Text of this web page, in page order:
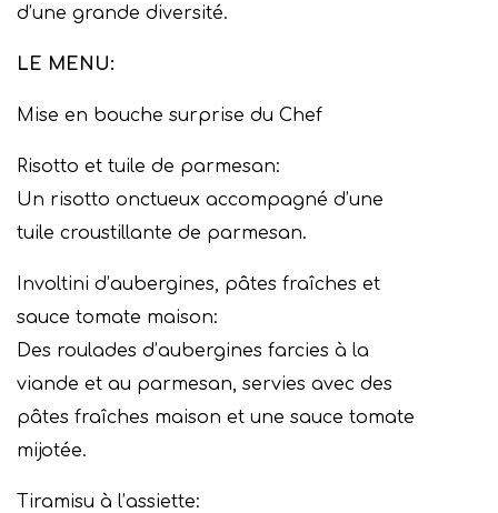
d’une grande diversité.
LE MENU:
Mise en bouche surprise du Chef
Risotto et tuile de parmesan:
Un risotto onctueux accompagné d’une
tuile croustillante de parmesan.
Involtini d’aubergines, pâtes fraîches et
sauce tomate maison:
Des roulades d’aubergines farcies à la
viande et au parmesan, servies avec des
pâtes fraîches maison et une sauce tomate
mijotée.
Tiramisu à l’assiette: